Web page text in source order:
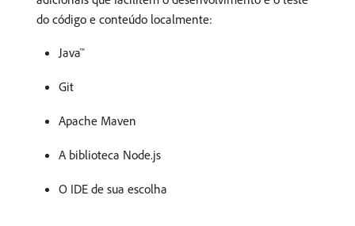
do código e conteúdo localmente:
Java™
Git
Apache Maven
A biblioteca Node.js
O IDE de sua escolha